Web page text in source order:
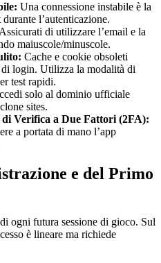
Una connessione instabile è la
l’autenticazione.
Assicurati di utilizzare l’email e la
maiuscole/minuscole.
Cache e cookie obsoleti
login. Utilizza la modalità di
test rapidi.
solo al dominio ufficiale
sites.
Verifica a Due Fattori (2FA):
a portata di mano l’app
e del Primo
ogni futura sessione di gioco. Sul
è lineare ma richiede